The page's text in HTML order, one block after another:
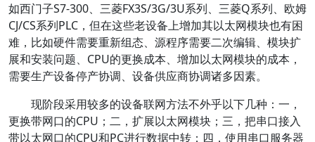
如西门子S7-300、三菱FX3S/3G/3U系列、三菱Q系列、欧姆
CJ/CS系列PLC，但在这些老设备上增加其以太网模块也有困
难，比如硬件需要重新组态、源程序需要二次编辑、模块扩
展和安装问题、CPU的更换成本、增加以太网模块的成本，
需要生产设备停产协调、设备供应商协调诸多因素。
现阶段采用较多的设备联网方法不外乎以下几种：一，
更换带网口的CPU；二，扩展以太网模块；三，把串口接入
带以太网口的CPU和PC进行数据中转；四，使用串口服务器